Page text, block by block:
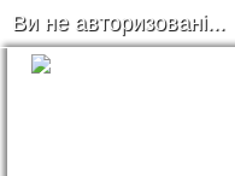
Ви не авторизовані...